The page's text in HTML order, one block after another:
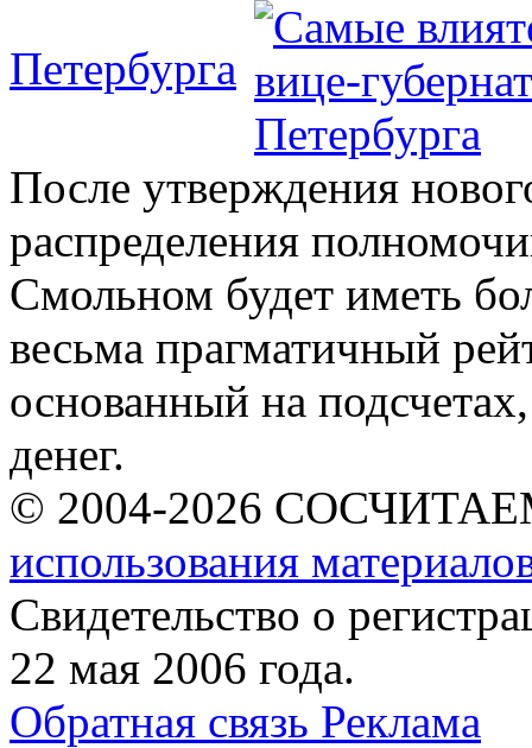
Петербурга
После утверждения
распределения
Смольном будет иметь
весьма прагматичный
основанный на
денег.
© 2004-2026
использования
Свидетельство о
22 мая 2006 года.
Обратная связь Реклама